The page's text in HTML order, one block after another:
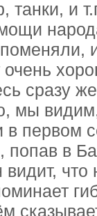
танки, и
очень
сразу
мы
в первом
попав в
что